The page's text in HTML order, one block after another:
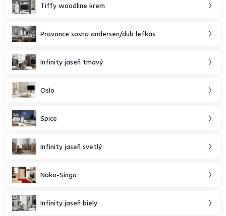
Tiffy woodline krem
Provance sosna andersen/dub lefkas
Infinity jaseň tmavý
Oslo
Spice
Infinity jaseň svetlý
Noko-Singa
Infinity jaseň biely